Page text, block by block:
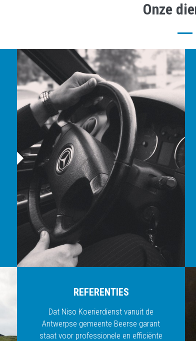
Onze
REFERENTIES
Dat Niso Koerierdienst vanuit de
Antwerpse gemeente Beerse garant
staat voor professionele en efficiënte